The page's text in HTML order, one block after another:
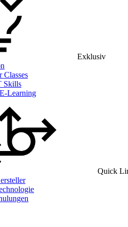
Exklusiv
Classes
Skills
Learning
Quick